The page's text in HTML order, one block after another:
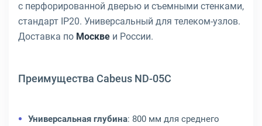
с перфорированной дверью и съемными стенками,
стандарт IP20. Универсальный для телеком-узлов.
Доставка по Москве и России.
Преимущества Cabeus ND-05C
Универсальная глубина: 800 мм для среднего